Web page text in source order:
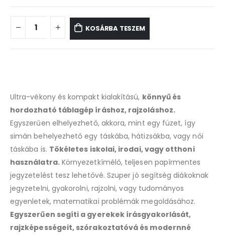
KOSÁRBA TESZEM
Ultra-vékony és kompakt kialakítású, könnyű és
hordozható táblagép íráshoz, rajzoláshoz.
Egyszerűen elhelyezhető, akkora, mint egy füzet, így
simán behelyezhető egy táskába, hátizsákba, vagy női
táskába is. Tökéletes iskolai, irodai, vagy otthoni
használatra.Környezetkímélő, teljesen papírmentes
jegyzetelést tesz lehetővé. Szuper jó segítség diákoknak
jegyzetelni, gyakorolni, rajzolni, vagy tudományos
egyenletek, matematikai problémák megoldásához.
Egyszerűen segíti a gyerekek írásgyakorlását,
rajzképességeit, szórakoztatóvá és modernné